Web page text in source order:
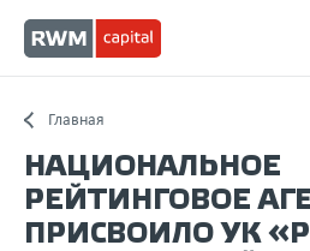
Главная
НАЦИОНАЛЬНОЕ
РЕЙТИНГОВОЕ
ПРИСВОИЛО УК